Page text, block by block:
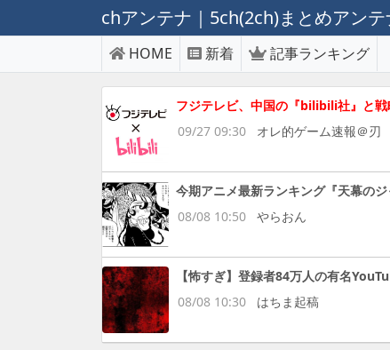
chアンテナ｜5ch(2ch)まとめアンテ
HOME 新着 記事ランキング
フジテレビ、中国の『bilibili社』と
09/27 09:30
オレ的ゲーム速報＠刃
今期アニメ最新ランキング『天幕の
08/08 10:50
やらおん
【怖すぎ】登録者84万人の有名
08/08 10:30
はちま起稿